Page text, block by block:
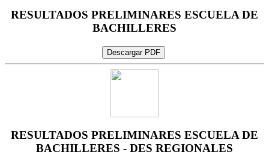
RESULTADOS PRELIMINARES ESCUELA DE
BACHILLERES
Descargar PDF
RESULTADOS PRELIMINARES ESCUELA DE
BACHILLERES - DES REGIONALES